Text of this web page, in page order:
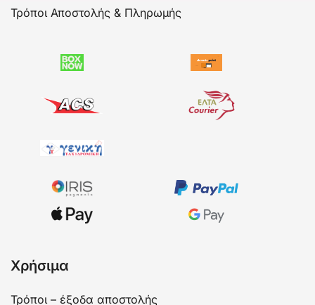
Τρόποι Αποστολής & Πληρωμής
Χρήσιμα
Τρόποι – έξοδα αποστολής